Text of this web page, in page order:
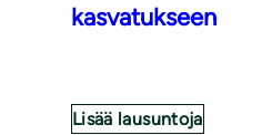
kasvatukseen
Lisää lausuntoja